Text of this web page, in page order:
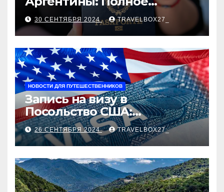
руководство
30 СЕНТЯБРЯ 2024 TRAVELBOX27_
НОВОСТИ ДЛЯ ПУТЕШЕСТВЕННИКОВ
Запись на визу в
Посольство США:
Пошаговое руководство
26 СЕНТЯБРЯ 2024 TRAVELBOX27_